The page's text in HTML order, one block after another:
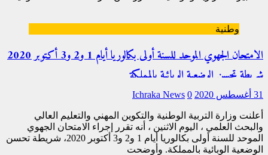
وطنية
الامتحان الجهوي الموحد للسنة أولى بكالوريا أيام 1 و2 و3 أكتوبر 2020
شريطة تحسن الوضعية الوبائية بالمملكة
31 أغسطس 2020 Ichraka News 0
أعلنت وزارة التربية الوطنية والتكوين المهني والتعليم العالي
والبحث العلمي ، اليوم الاثنين ، أنه تقرر إجراء الامتحان الجهوي
الموحد للسنة أولى بكالوريا أيام 1 و2 و3 أكتوبر 2020، شريطة تحسن
الوضعية الوبائية بالمملكة. وأوضحت